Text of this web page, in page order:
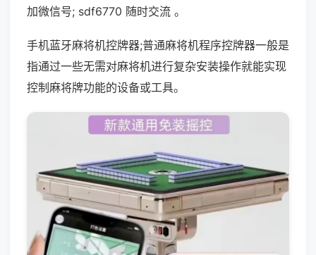
加微信号; sdf6770 随时交流 。
手机蓝牙麻将机控牌器;普通麻将机程序控牌器一般是
指通过一些无需对麻将机进行复杂安装操作就能实现
控制麻将牌功能的设备或工具。